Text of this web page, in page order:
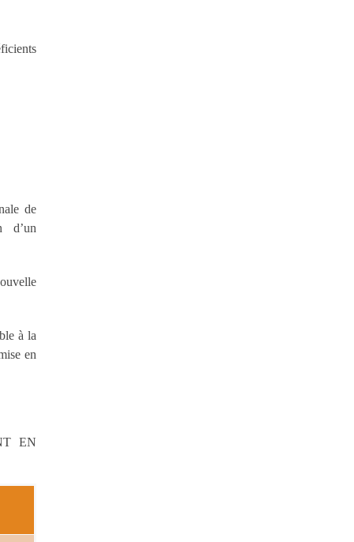
de
d’un
à la
en
EN